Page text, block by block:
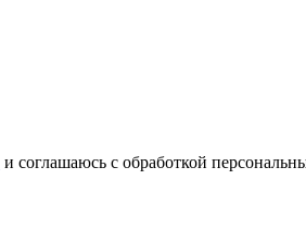
и соглашаюсь с обработкой